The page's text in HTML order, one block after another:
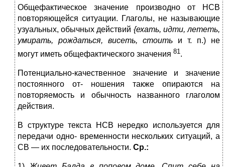
Общефактическое значение производно от НСВ
повторяющейся ситуации. Глаголы, не называющие
узуальных, обычных действий {ехать, идти, лететь,
умирать, рождаться, висеть, стоить и т. п.) не
могут иметь общефактического значения 81 .
Потенциально-качественное значение и значение
постоянного от- ношения также опираются на
повторяемость и обычность названного глаголом
действия.
В структуре текста НСВ нередко используется для
передачи одно- временности нескольких ситуаций, а
СВ — их последовательности. Ср.: